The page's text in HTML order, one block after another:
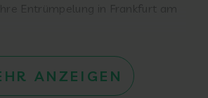
Entrümpelung in Frankfurt am
ANZEIGEN